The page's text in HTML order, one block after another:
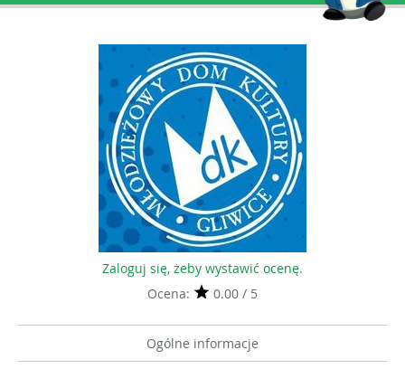
Zaloguj się, żeby wystawić ocenę.
Ocena:
0.00 / 5
Ogólne informacje